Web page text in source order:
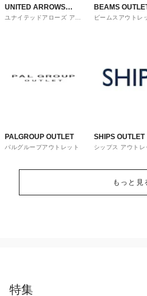
UNITED ARROWS
OUTLET
ユナイテッドアローズ アウ
BEAMS
ビームスアウトレ
PALGROUP OUTLET
パルグループアウトレット
SHIPS OUTLET
シップス アウトレ
もっと見
特集